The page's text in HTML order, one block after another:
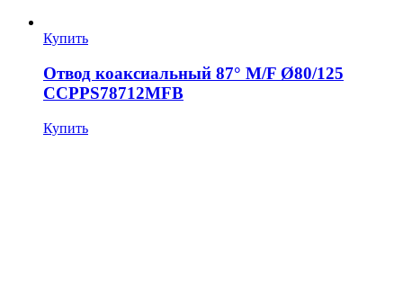
Купить
Отвод коаксиальный 87° M/F Ø80/125
CCPPS78712MFB
Купить